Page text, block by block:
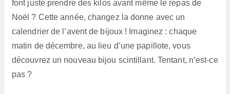
font juste prendre des kilos avant même le repas de
Noël ? Cette année, changez la donne avec un
calendrier de l’avent de bijoux ! Imaginez : chaque
matin de décembre, au lieu d’une papillote, vous
découvrez un nouveau bijou scintillant. Tentant, n’est-ce
pas ?